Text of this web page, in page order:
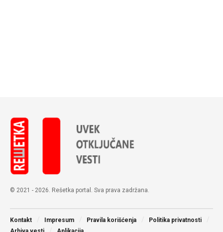
© 2021 - 2026. Rešetka portal. Sva prava zadržana.
Kontakt Impresum Pravila korišćenja
Politika privatnosti